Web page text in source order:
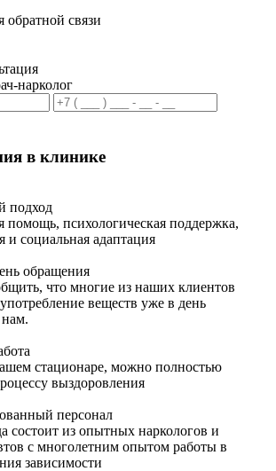
обратной связи
нарколог
в клинике
подход
помощь, психологическая поддержка,
и социальная адаптация
обращения
что многие из наших клиентов
веществ уже в день
стационаре, можно полностью
выздоровления
персонал
состоит из опытных наркологов и
с многолетним опытом работы в
зависимости